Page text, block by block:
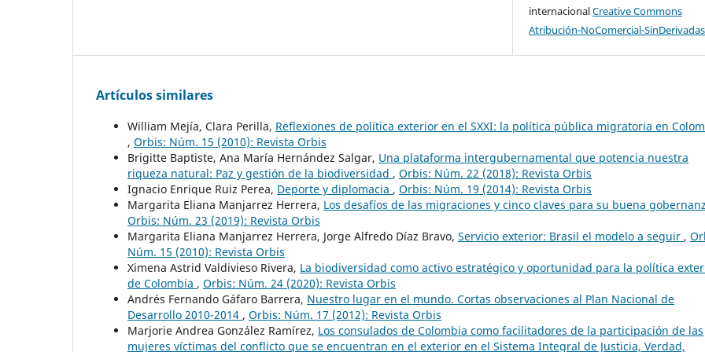
internacionalCreative Commons
Atribución-NoComercial-
Artículos similares
William Mejía, Clara Perilla, Reflexiones de política exterior en el SXXI: la política pública migratoria en
, Orbis: Núm. 15 (2010): Revista Orbis
Brigitte Baptiste, Ana María Hernández Salgar, Una plataforma intergubernamental que potencia nuestra
riqueza natural: Paz y gestión de la biodiversidad , Orbis: Núm. 22 (2018): Revista Orbis
Ignacio Enrique Ruiz Perea, Deporte y diplomacia , Orbis: Núm. 19 (2014): Revista Orbis
Margarita Eliana Manjarrez Herrera, Los desafíos de las migraciones y cinco claves para su buena
Orbis: Núm. 23 (2019): Revista Orbis
Margarita Eliana Manjarrez Herrera, Jorge Alfredo Díaz Bravo, Servicio exterior: Brasil el modelo a seguir ,
Núm. 15 (2010): Revista Orbis
Ximena Astrid Valdivieso Rivera, La biodiversidad como activo estratégico y oportunidad para la política
de Colombia , Orbis: Núm. 24 (2020): Revista Orbis
Andrés Fernando Gáfaro Barrera, Nuestro lugar en el mundo. Cortas observaciones al Plan Nacional de
Desarrollo 2010-2014 , Orbis: Núm. 17 (2012): Revista Orbis
Marjorie Andrea González Ramírez, Los consulados de Colombia como facilitadores de la participación de las
mujeres víctimas del conflicto que se encuentran en el exterior en el Sistema Integral de Justicia, Verdad,